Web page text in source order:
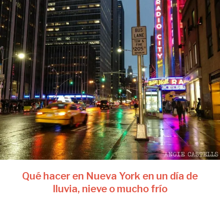
Qué hacer en Nueva York en un día de
lluvia, nieve o mucho frío